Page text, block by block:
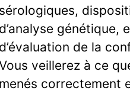
sérologiques,
d’analyse génétique,
d’évaluation de la
veillerez à ce
menés correctement